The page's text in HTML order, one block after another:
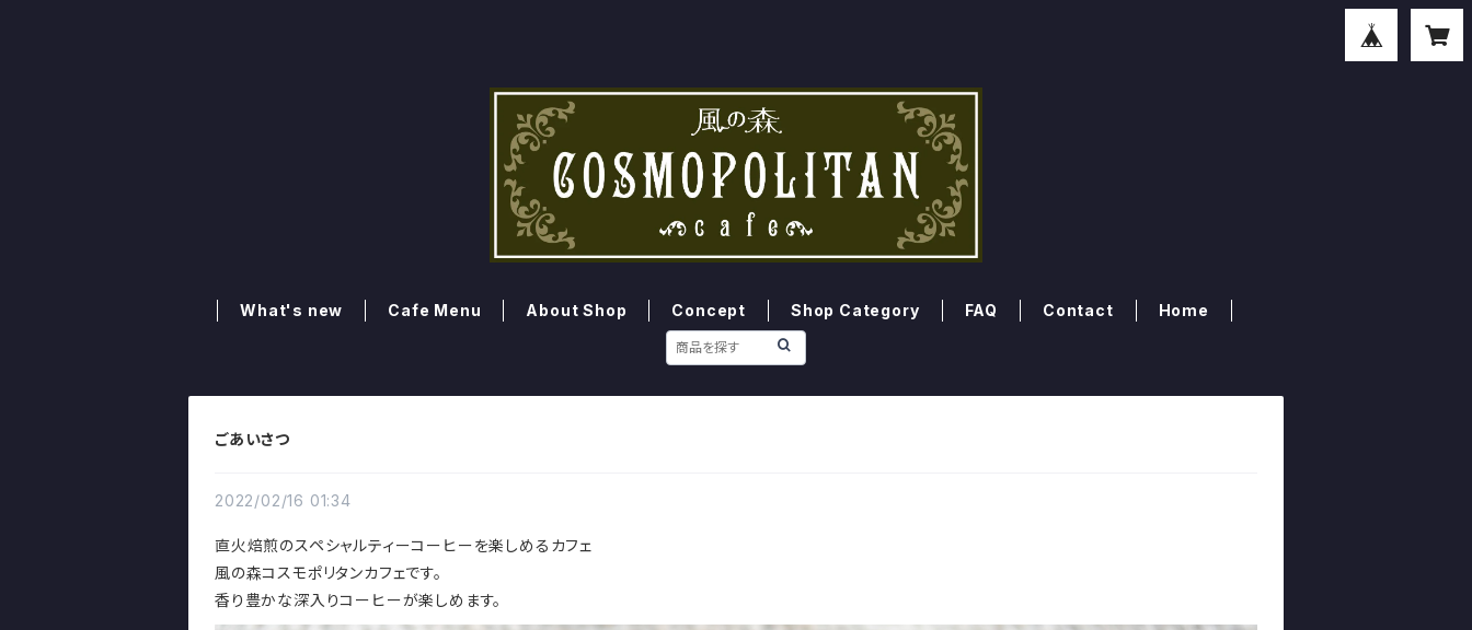
What's new Cafe Menu About Shop Concept Shop Category FAQ Contact Home
ごあいさつ
2022/02/16 01:34
直火焙煎のスペシャルティーコーヒーを楽しめるカフェ
風の森コスモポリタンカフェです。
香り豊かな深入りコーヒーが楽しめます。